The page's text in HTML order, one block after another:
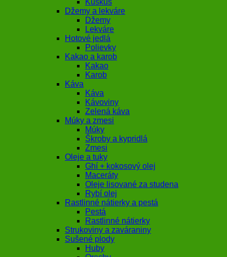
Kuskus
Džemy a lekváre
Džemy
Lekváre
Hotové jedlá
Polievky
Kakao a karob
Kakao
Karob
Káva
Káva
Kávoviny
Zelená káva
Múky a zmesi
Múky
Škroby a kypridlá
Zmesi
Oleje a tuky
Ghí + kokosový olej
Maceráty
Oleje lisované za studena
Rybí olej
Rastlinné nátierky a pestá
Pestá
Rastlinné nátierky
Strukoviny a zaváraniny
Sušené plody
Huby